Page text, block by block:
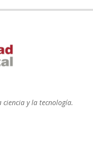
y la tecnología.